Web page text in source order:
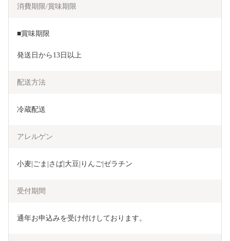
消費期限/賞味期限
■賞味期限
発送日から13日以上
配送方法
冷蔵配送
アレルゲン
小麦|ごま|さば|大豆|りんご|ゼラチン
受付期間
通年お申込みを受け付けしております。